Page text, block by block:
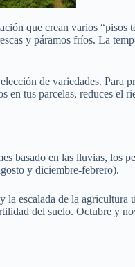
que crean varios “pisos
y páramos fríos. La
de variedades. Para
en tus parcelas, reduces el
basado en las lluvias, los
y diciembre‑febrero).
escalada de la agricultura
del suelo. Octubre y